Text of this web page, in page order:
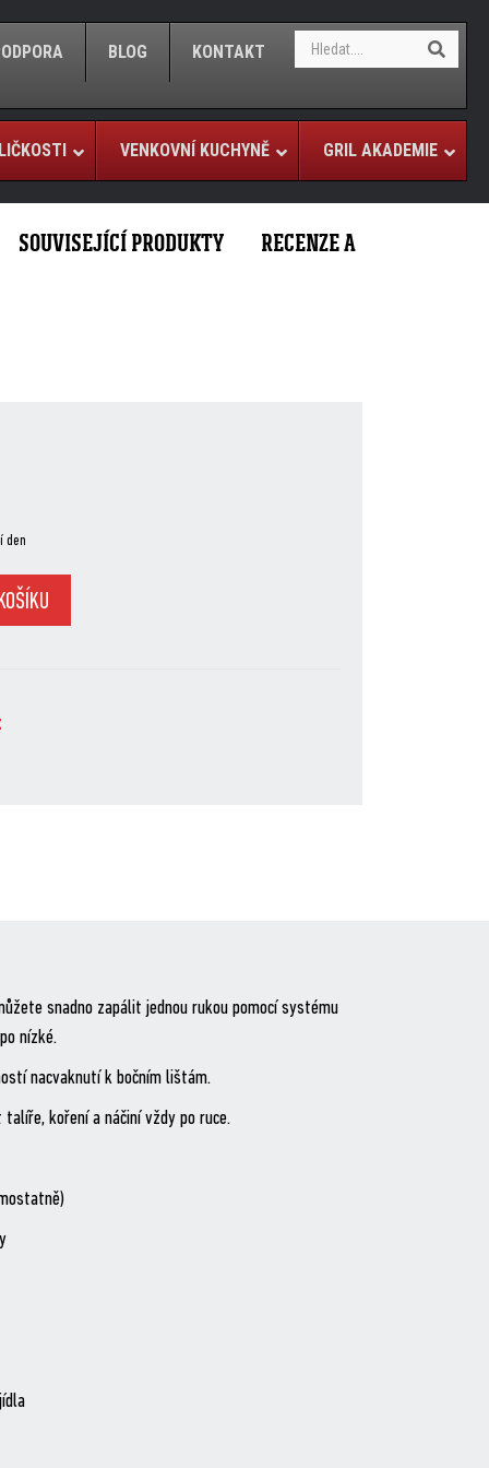
BLOG KONTAKT
r
c
h
e
c
VENKOVNÍ KUCHYNĚ GRIL AKADEMIE
SOUVISEJÍCÍ PRODUKTY RECENZE A
den
snadno zapálit jednou rukou pomocí systému
nízké.
nacvaknutí k bočním lištám.
koření a náčiní vždy po ruce.